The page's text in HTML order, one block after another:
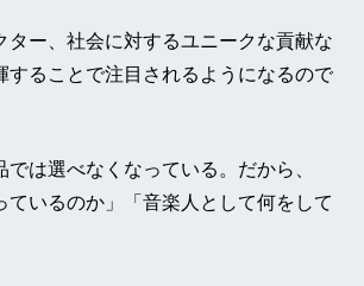
ター、社会に対するユニークな貢献な
することで注目されるようになるので
では選べなくなっている。だから、
ているのか」「音楽人として何をして